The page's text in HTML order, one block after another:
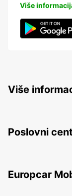
Više
Više
Poslovni
Europcar